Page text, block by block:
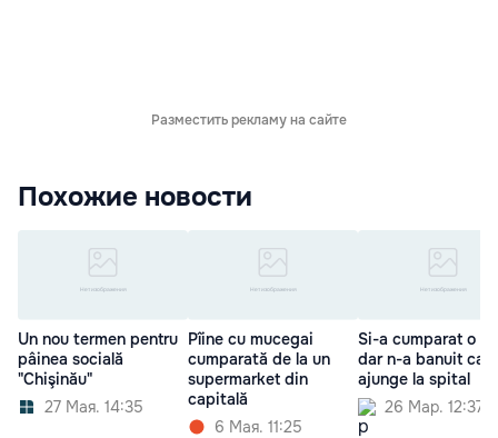
Разместить рекламу на сайте
Похожие новости
Un nou termen pentru
pâinea socială
"Chişinău"
27 Мая. 14:35
Pîine cu mucegai
cumparată de la un
supermarket din
capitală
6 Мая. 11:25
Si-a cumparat o
dar n-a banuit ca
ajunge la spital
26 Мар. 12:37